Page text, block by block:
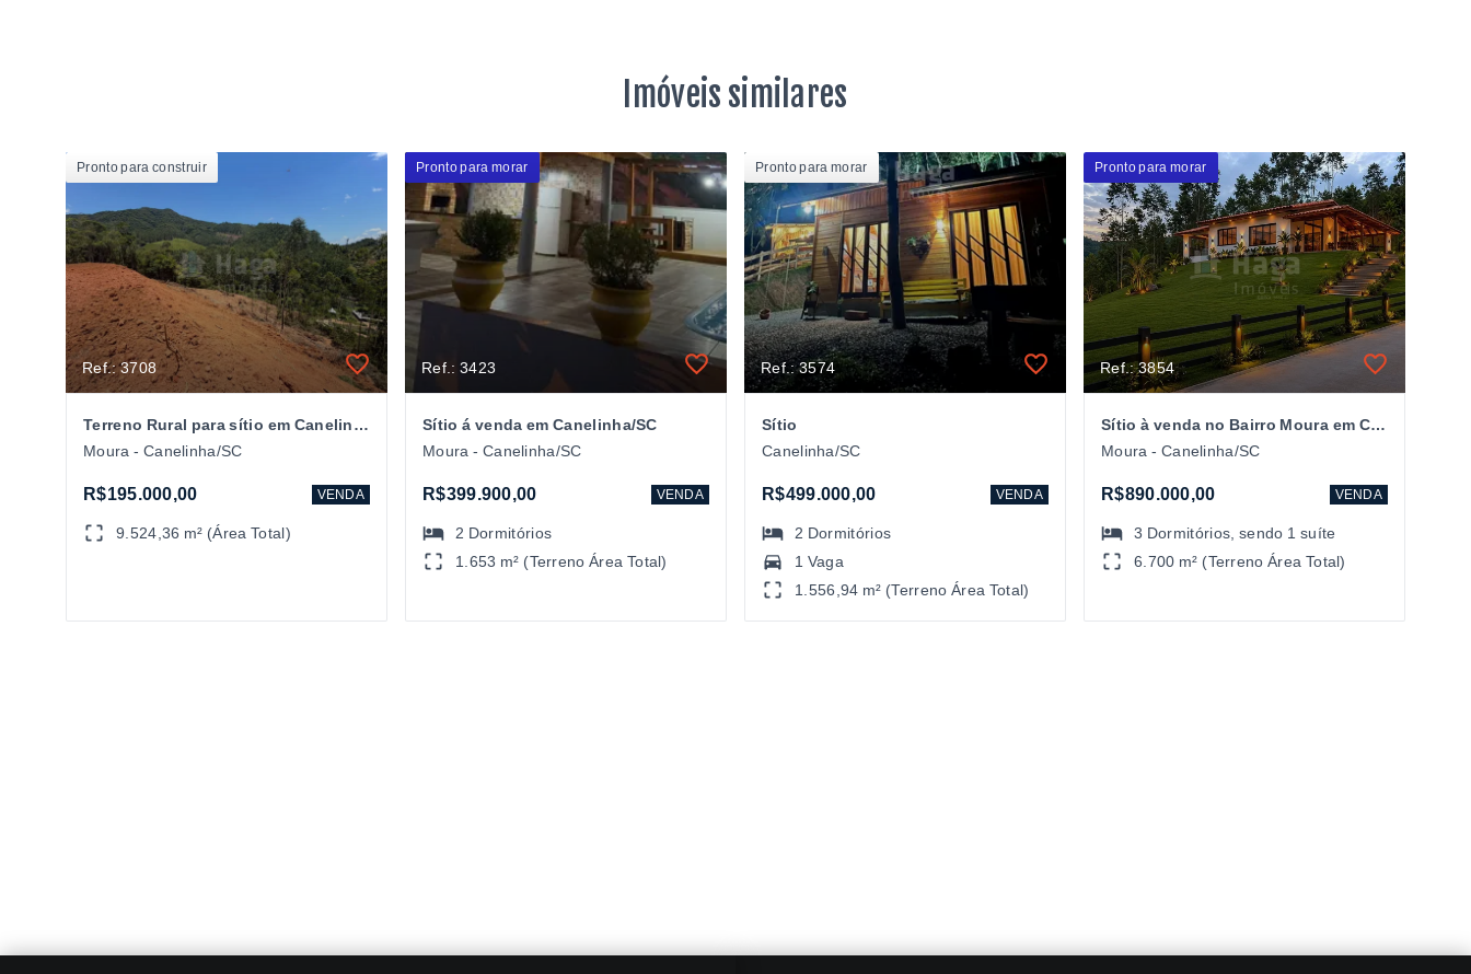
Imóveis similares
Pronto para construir
Ref.: 3708
Terreno Rural para sítio em Canelinha/SC
Moura - Canelinha/SC
R$195.000,00 VENDA
9.524,36 m² (Área Total)
Pronto para morar
Ref.: 3423
Sítio á venda em Canelinha/SC
Moura - Canelinha/SC
R$399.900,00 VENDA
2 Dormitórios
1.653 m² (Terreno Área Total)
Pronto para morar
Ref.: 3574
Sítio
Canelinha/SC
R$499.000,00 VENDA
2 Dormitórios
1 Vaga
1.556,94 m² (Terreno Área Total)
Pronto para morar
Ref.: 3854
Sítio à venda no Bairro Moura em Canelinha
Moura - Canelinha/SC
R$890.000,00 VENDA
3 Dormitórios , sendo 1 suíte
6.700 m² (Terreno Área Total)